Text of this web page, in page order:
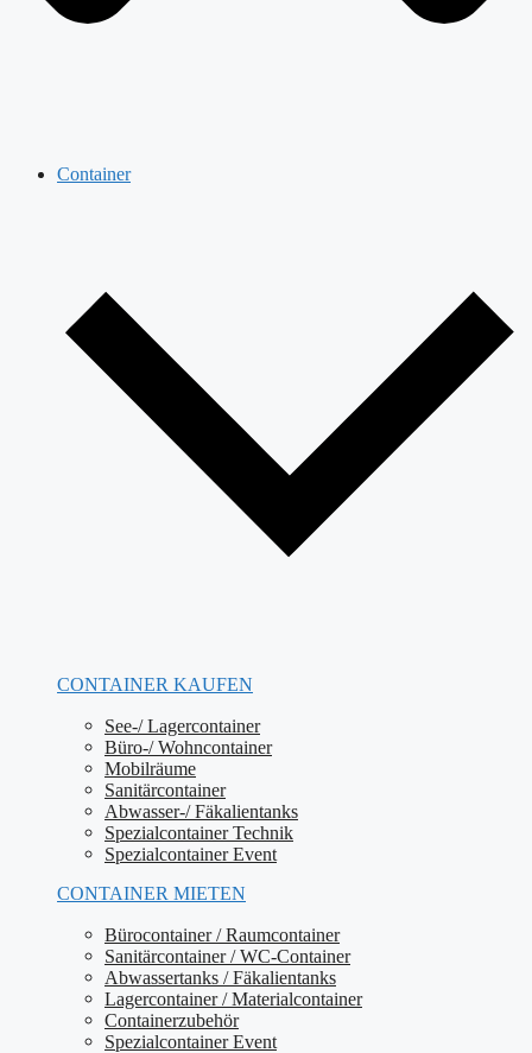
Container
CONTAINER KAUFEN
See-/ Lagercontainer
Büro-/ Wohncontainer
Mobilräume
Sanitärcontainer
Abwasser-/ Fäkalientanks
Spezialcontainer Technik
Spezialcontainer Event
CONTAINER MIETEN
Bürocontainer / Raumcontainer
Sanitärcontainer / WC-Container
Abwassertanks / Fäkalientanks
Lagercontainer / Materialcontainer
Containerzubehör
Spezialcontainer Event